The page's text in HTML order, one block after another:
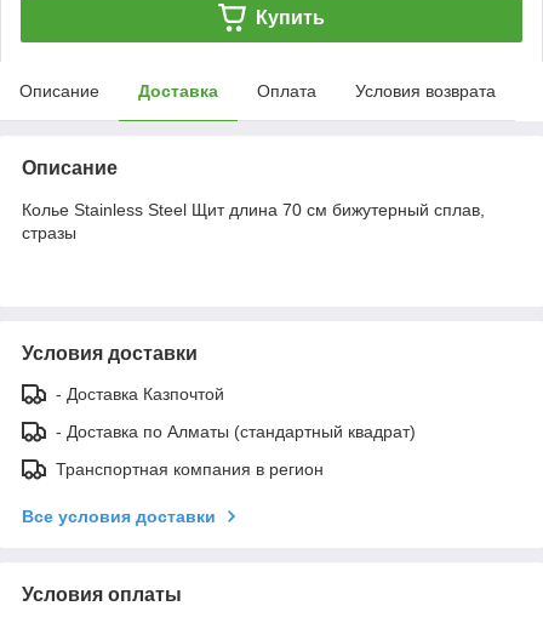
Купить
Описание Доставка Оплата Условия возврата
Описание
Колье Stainless Steel Щит длина 70 см бижутерный сплав,
стразы
Условия доставки
- Доставка Казпочтой
- Доставка по Алматы (стандартный квадрат)
Транспортная компания в регион
Все условия доставки
Условия оплаты